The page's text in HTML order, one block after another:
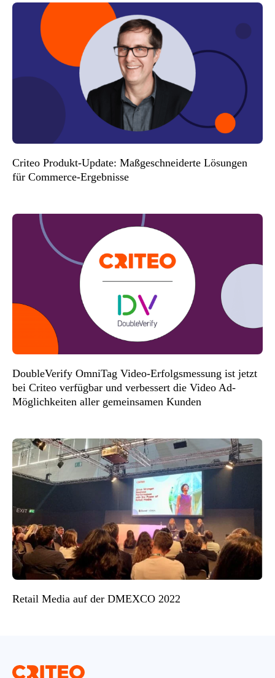
Criteo Produkt-Update: Maßgeschneiderte Lösungen
für Commerce-Ergebnisse
DoubleVerify OmniTag Video-Erfolgsmessung ist jetzt
bei Criteo verfügbar und verbessert die Video Ad-
Möglichkeiten aller gemeinsamen Kunden
Retail Media auf der DMEXCO 2022